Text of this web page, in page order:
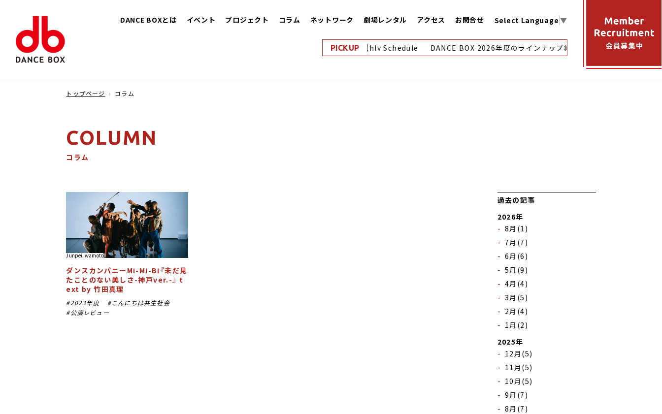
DANCE BOXとは イベント プロジェクト コラム ネットワーク 劇場レンタル アクセス お問合せ Select Language ▼
PICKUP
8月｜Monthly Schedule DANCE BOX 2026年度のラインナップ紹介 【アーカイブ映像配
トップページ コラム
COLUMN
コラム
Junpei Iwamoto
ダンスカンパニーMi-Mi-Bi『未だ見
たことのない美しさ-神戸ver.-』 t
ext by 竹田真理
2023年度
こんにちは共生社会
公演レビュー
過去の記事
2026年
8月(1)
7月(7)
6月(6)
5月(9)
4月(4)
3月(5)
2月(4)
1月(2)
2025年
12月(5)
11月(5)
10月(5)
9月(7)
8月(7)